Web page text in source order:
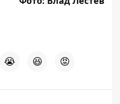
😭 😆 😡